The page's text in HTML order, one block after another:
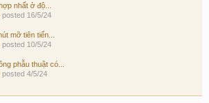
nhất ở độ...
posted 16/5/24
mỡ tiên tiến...
posted 10/5/24
phẫu thuật có...
posted 4/5/24